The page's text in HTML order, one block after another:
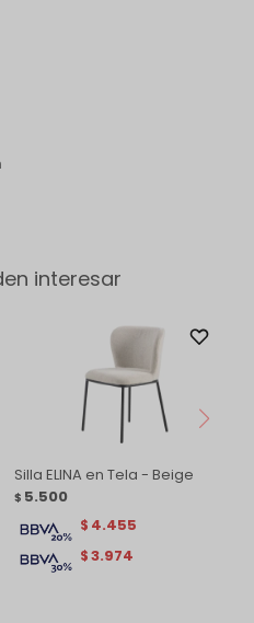
interesar
Silla ELINA en Tela - Beige
$ 5.500
$3.974
$ 4.455